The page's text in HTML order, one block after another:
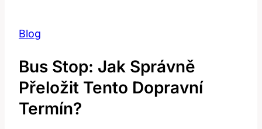
Blog
Bus Stop: Jak Správně
Přeložit Tento Dopravní
Termín?